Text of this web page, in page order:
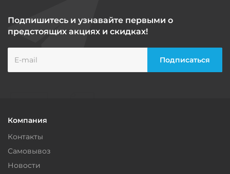
Подпишитесь и узнавайте первыми о
предстоящих акциях и скидках!
Компания
Контакты
Самовывоз
Новости